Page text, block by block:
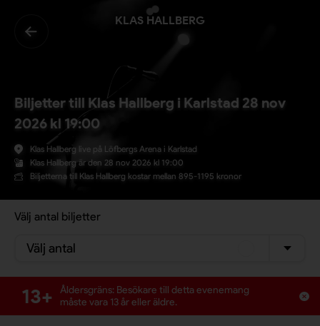
KLAS HALLBERG
Biljetter till Klas Hallberg i Karlstad 28 nov
2026 kl 19:00
Klas Hallberg live på Löfbergs Arena i Karlstad
Klas Hallberg är den 28 nov 2026 kl 19:00
Biljetterna till Klas Hallberg kostar mellan 895-1195 kronor
Välj antal biljetter
Välj antal
13+
Åldersgräns: Besökare till detta evenemang
måste vara 13 år eller äldre.